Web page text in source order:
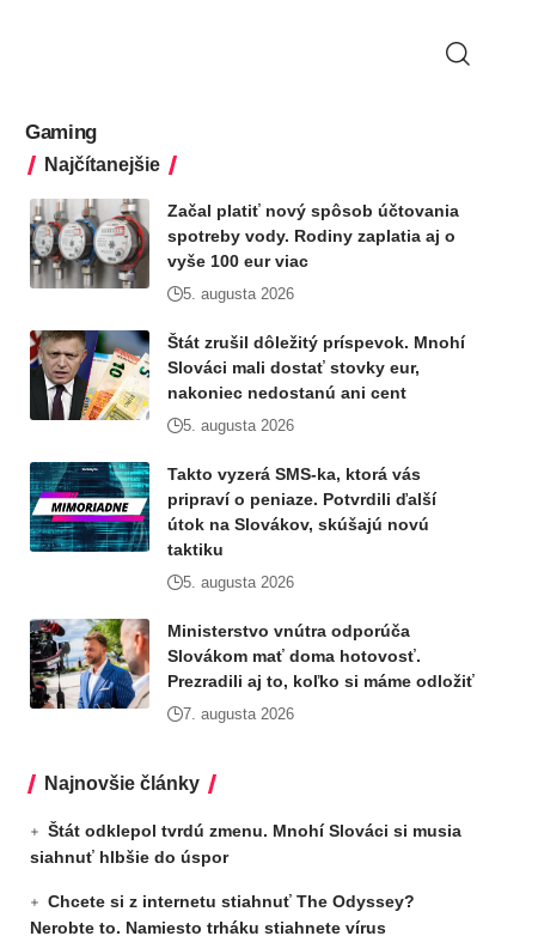
Gaming
Najčítanejšie
Začal platiť nový spôsob účtovania
spotreby vody. Rodiny zaplatia aj o
vyše 100 eur viac
5. augusta 2026
Štát zrušil dôležitý príspevok. Mnohí
Slováci mali dostať stovky eur,
nakoniec nedostanú ani cent
5. augusta 2026
Takto vyzerá SMS-ka, ktorá vás
pripraví o peniaze. Potvrdili ďalší
útok na Slovákov, skúšajú novú
taktiku
5. augusta 2026
Ministerstvo vnútra odporúča
Slovákom mať doma hotovosť.
Prezradili aj to, koľko si máme odložiť
7. augusta 2026
Najnovšie články
Štát odklepol tvrdú zmenu. Mnohí Slováci si musia
siahnuť hlbšie do úspor
Chcete si z internetu stiahnuť The Odyssey?
Nerobte to. Namiesto trháku stiahnete vírus